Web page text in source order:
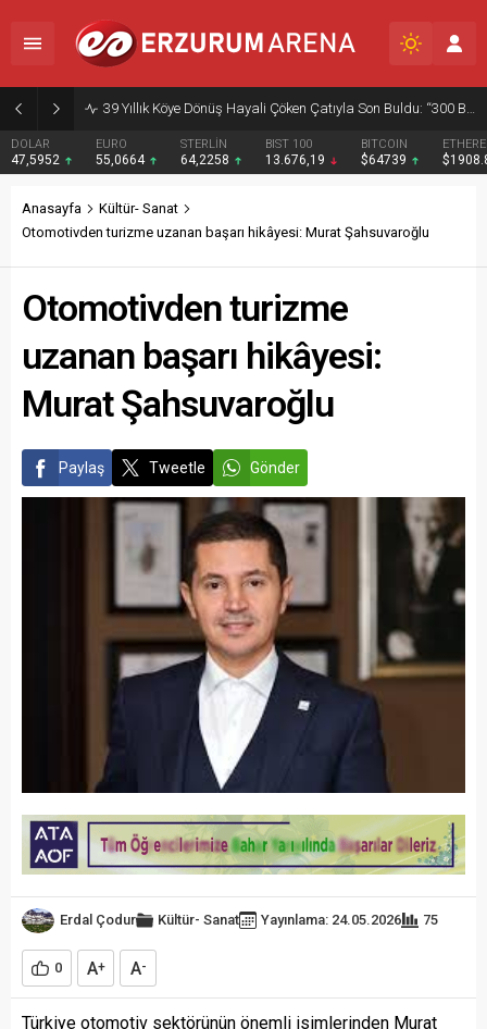
39 Yıllık Köye Dönüş Hayali Çöken Çatıyla Son Buldu: “300 Bin Liramız Gitti”
DOLAR
47,5952
EURO
55,0664
STERLİN
64,2258
BIST 100
13.676,19
BITCOIN
$64739
Anasayfa
Kültür- Sanat
Otomotivden turizme uzanan başarı hikâyesi: Murat Şahsuvaroğlu
Otomotivden turizme
uzanan başarı hikâyesi:
Murat Şahsuvaroğlu
Paylaş Tweetle Gönder
Erdal Çodur Kültür- Sanat Yayınlama: 24.05.2026 75
0 A+ A-
Türkiye otomotiv sektörünün önemli isimlerinden Murat